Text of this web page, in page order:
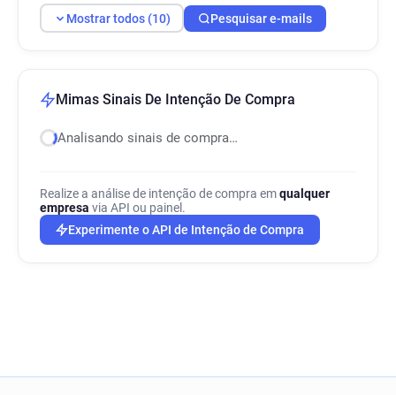
k********@mimas.ac.uk
k**********@mimas.ac.uk
c********@mimas.ac.uk
Mostrar todos (10) Pesquisar e-mails
Mimas Sinais De Intenção De Compra
Analisando sinais de compra…
Realize a análise de intenção de compra emqualquer
empresa via API ou painel.
Experimente o API de Intenção de Compra